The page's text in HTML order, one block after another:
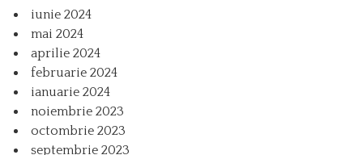
iunie 2024
mai 2024
aprilie 2024
februarie 2024
ianuarie 2024
noiembrie 2023
octombrie 2023
septembrie 2023